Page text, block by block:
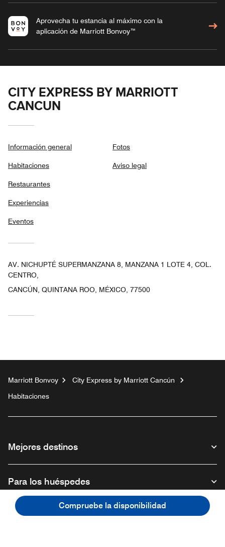
Compruebe la disponibilidad
Aprovecha tu estancia al máximo con la
aplicación de Marriott Bonvoy™
CITY EXPRESS BY MARRIOTT
CANCUN
Información general
Habitaciones
Restaurantes
Experiencias
Eventos
Fotos
Aviso legal
AV. NICHUPTÉ SUPERMANZANA 8, MANZANA 1 LOTE 4, COL.
CENTRO,
CANCÚN, QUINTANA ROO, MÉXICO, 77500
Marriott Bonvoy
City Express by Marriott Cancún
Habitaciones
Mejores destinos
Para los huéspedes
Nuestra empresa